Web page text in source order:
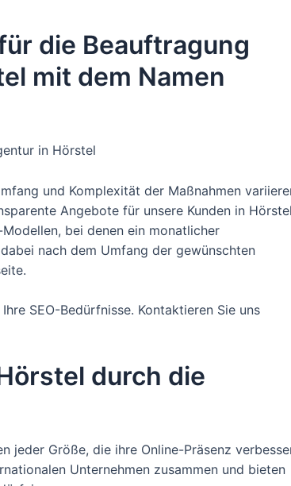
die Beauftragung
mit dem Namen
in Hörstel
und Komplexität der Maßnahmen
Angebote für unsere Kunden in
bei denen ein monatlicher
nach dem Umfang der gewünschten
SEO-Bedürfnisse. Kontaktieren Sie uns
durch die
jeder Größe, die ihre Online-Präsenz
Unternehmen zusammen und bieten